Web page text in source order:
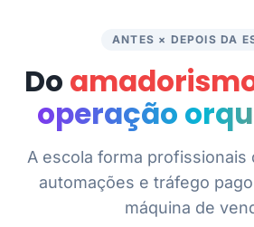
ANTES × DEPOIS DA
Do
operação
A escola forma profissionais
automações e tráfego
máquina de